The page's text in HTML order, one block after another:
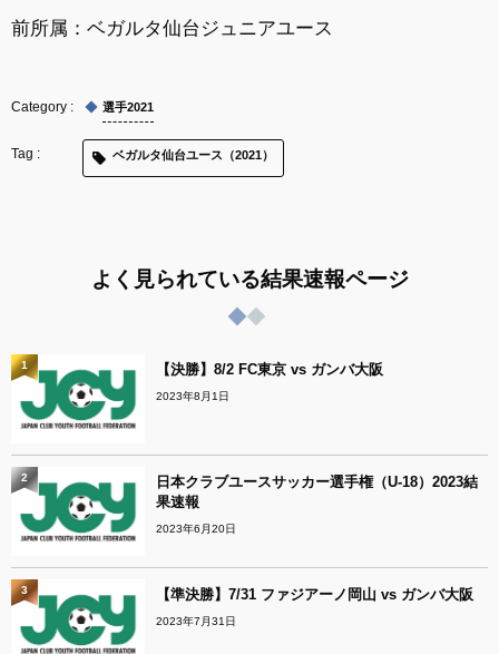
前所属：ベガルタ仙台ジュニアユース
選手2021
ベガルタ仙台ユース（2021）
よく見られている結果速報ページ
【決勝】8/2 FC東京 vs ガンバ大阪
2023年8月1日
1
日本クラブユースサッカー選手権（U-18）2023結
果速報
2023年6月20日
2
【準決勝】7/31 ファジアーノ岡山 vs ガンバ大阪
2023年7月31日
3